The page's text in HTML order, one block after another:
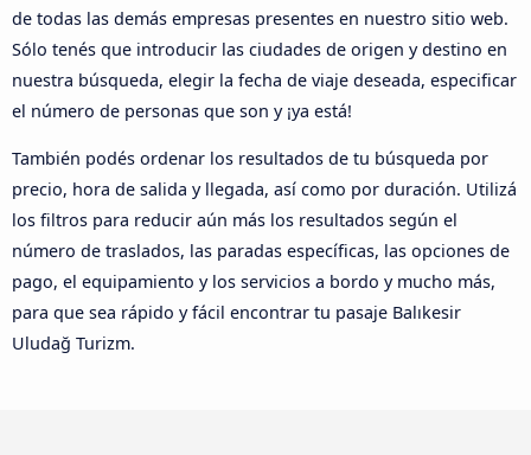
de todas las demás empresas presentes en nuestro sitio web.
Sólo tenés que introducir las ciudades de origen y destino en
nuestra búsqueda, elegir la fecha de viaje deseada, especificar
el número de personas que son y ¡ya está!
También podés ordenar los resultados de tu búsqueda por
precio, hora de salida y llegada, así como por duración. Utilizá
los filtros para reducir aún más los resultados según el
número de traslados, las paradas específicas, las opciones de
pago, el equipamiento y los servicios a bordo y mucho más,
para que sea rápido y fácil encontrar tu pasaje Balıkesir
Uludağ Turizm.